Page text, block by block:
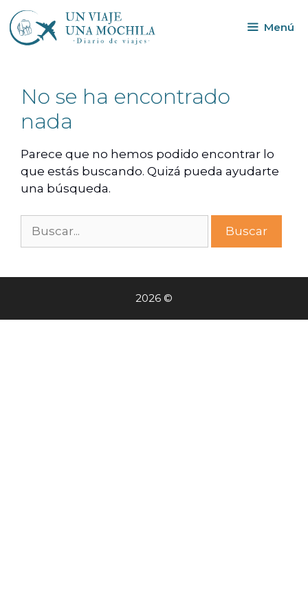
Menú
No se ha encontrado
nada
Parece que no hemos podido encontrar lo
que estás buscando. Quizá pueda ayudarte
una búsqueda.
2026 ©